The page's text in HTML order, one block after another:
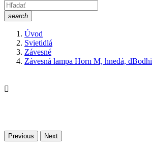
search
Úvod
Svietidlá
Závesné
Závesná lampa Horn M, hnedá, dBodhi

Previous Next